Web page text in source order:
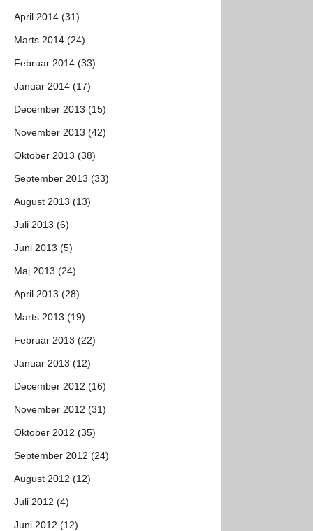
April 2014 (31)
Marts 2014 (24)
Februar 2014 (33)
Januar 2014 (17)
December 2013 (15)
November 2013 (42)
Oktober 2013 (38)
September 2013 (33)
August 2013 (13)
Juli 2013 (6)
Juni 2013 (5)
Maj 2013 (24)
April 2013 (28)
Marts 2013 (19)
Februar 2013 (22)
Januar 2013 (12)
December 2012 (16)
November 2012 (31)
Oktober 2012 (35)
September 2012 (24)
August 2012 (12)
Juli 2012 (4)
Juni 2012 (12)